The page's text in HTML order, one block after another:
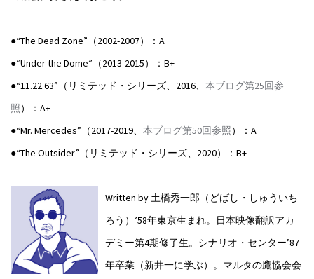
●“The Dead Zone”（2002-2007）：A
●“Under the Dome”（2013-2015）：B+
●“11.22.63”（リミテッド・シリーズ、2016、 本ブログ第25回参
照）：A+
●“Mr. Mercedes”（2017-2019、 本ブログ第50回参照）：A
●“The Outsider”（リミテッド・シリーズ、2020）：B+
Written by 土橋秀一郎（どばし・しゅういち
ろう） ’58年東京生まれ。日本映像翻訳アカ
デミー第4期修了生。シナリオ・センター’87
年卒業（新井一に学ぶ）。マルタの鷹協会会